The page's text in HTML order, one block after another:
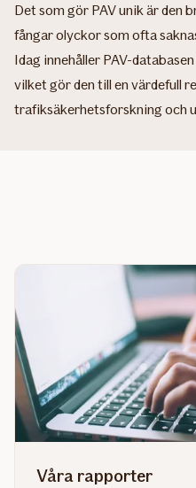
Det som gör PAV unik är den
fångar olyckor som ofta
Idag innehåller PAV-
vilket gör den till en värdefull
trafiksäkerhetsforskning och
Våra rapporter